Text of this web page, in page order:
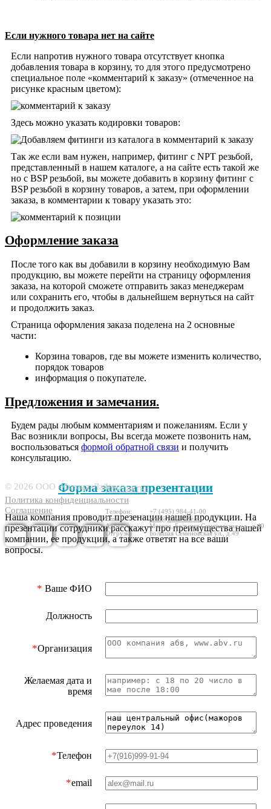
Если нужного товара нет на сайте
Если напротив нужного товара отсутствует кнопка
добавления товара в корзину, то для этого предусмотрено
специальное поле «комментарий к заказу» (отмеченное на
рисунке красным цветом):
Здесь можно указать кодировки товаров:
Так же если вам нужен, например, фитинг с NPT резьбой,
представленный в нашем каталоге, а на сайте есть такой же
но с BSP резьбой, вы можете добавить в корзину фитинг с
BSP резьбой в корзину товаров, а затем, при оформлении
заказа, в комментарии к товару указать это:
Оформление заказа
После того как вы добавили в корзину необходимую Вам
продукцию, вы можете перейти на страницу оформления
заказа, на которой сможете отправить заказ менеджерам
или сохранить его, чтобы в дальнейшем вернуться на сайт
и продолжить заказ.
Страница оформления заказа поделена на 2 основные
части:
Корзина товаров, где вы можете изменить количество,
порядок товаров
информация о покупателе.
Предложения и замечания.
Будем рады любым комментариям и пожеланиям. Если у
Вас возникли вопросы, Вы всегда можете позвонить нам,
воспользоваться формой обратной связи и получить
консультацию.
© 2026 ООО «Флюид-Лайн»
Политика конфиденциальности
Соглашение
Контакты
Телефон:
Email:
Адрес:
Отгрузка
+7 (495) 984-41-00
mail@fluid-line.ru
Москва,БольшаяCеменовская ул., д.49
БольшаяCеменовская ул., д.49
Форма заказа презентации
Наша компания проводит презенации нашей продукции. На
презентации сотрудники расскажут про преимущества нашей
компании, ее продукции, а также ответят на все ваши
вопросы.
* Ваше ФИО
Должность
*Организация
Желаемая дата и
время
Адрес проведения
*Телефон
*email